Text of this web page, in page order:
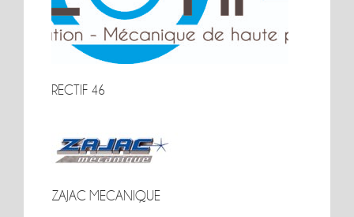
RECTIF 46
RECTIF 46
ZAJAC MECANIQUE
ZAJAC MECANIQUE